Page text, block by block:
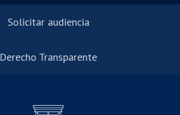
Solicitar audiencia
Derecho Transparente